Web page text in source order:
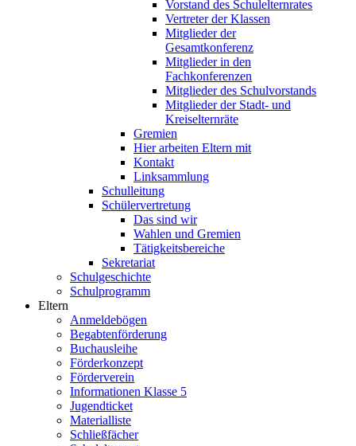
Vorstand des Schulelternrates
Vertreter der Klassen
Mitglieder der
Gesamtkonferenz
Mitglieder in den
Fachkonferenzen
Mitglieder des Schulvorstands
Mitglieder der Stadt- und
Kreiselternräte
Gremien
Hier arbeiten Eltern mit
Kontakt
Linksammlung
Schulleitung
Schülervertretung
Das sind wir
Wahlen und Gremien
Tätigkeitsbereiche
Sekretariat
Schulgeschichte
Schulprogramm
Eltern
Anmeldebögen
Begabtenförderung
Buchausleihe
Förderkonzept
Förderverein
Informationen Klasse 5
Jugendticket
Materialliste
Schließfächer